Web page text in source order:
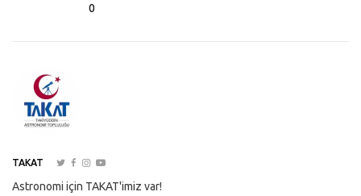
0
TAKAT
Astronomi için TAKAT'imiz var!